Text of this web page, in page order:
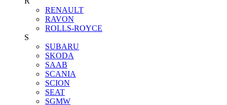
RENAULT
RAVON
ROLLS-ROYCE
S
SUBARU
SKODA
SAAB
SCANIA
SCION
SEAT
SGMW